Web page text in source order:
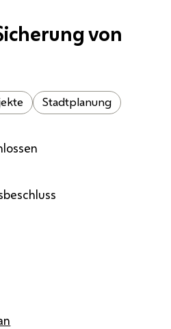
von
Stadtplanung